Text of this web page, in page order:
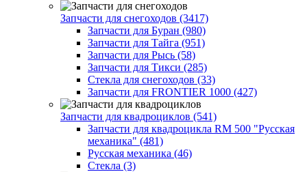
Запчасти для снегоходов (3417)
Запчасти для Буран (980)
Запчасти для Тайга (951)
Запчасти для Рысь (58)
Запчасти для Тикси (285)
Стекла для снегоходов (33)
Запчасти для FRONTIER 1000 (427)
Запчасти для квадроциклов (541)
Запчасти для квадроцикла RM 500 "Русская
механика" (481)
Русская механика (46)
Стекла (3)